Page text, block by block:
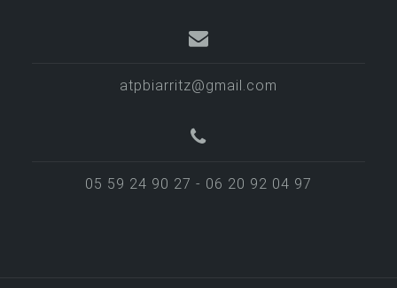
atpbiarritz@gmail.com
05 59 24 90 27 - 06 20 92 04 97